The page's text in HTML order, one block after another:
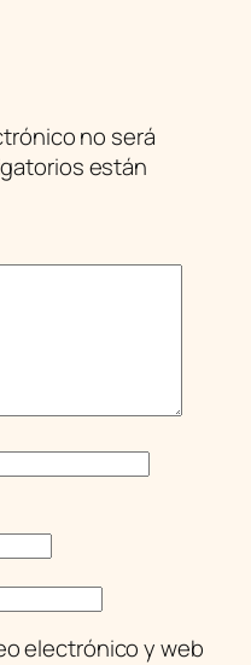
no será
están
electrónico y web